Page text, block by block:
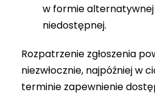
w formie
niedostępnej.
Rozpatrzenie zgłoszenia
niezwłocznie, najpóźniej w
terminie zapewnienie